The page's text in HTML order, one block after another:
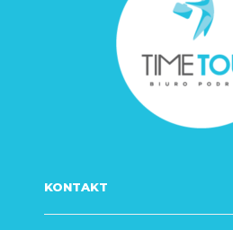
KONTAKT